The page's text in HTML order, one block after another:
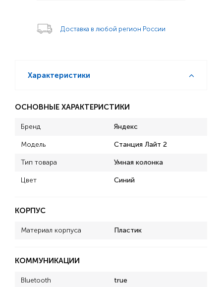
Доставка в любой регион России
Характеристики
ОСНОВНЫЕ ХАРАКТЕРИСТИКИ
Бренд Яндекс
Модель Станция Лайт 2
Тип товара Умная колонка
Цвет Синий
КОРПУС
Материал корпуса Пластик
КОММУНИКАЦИИ
Bluetooth true